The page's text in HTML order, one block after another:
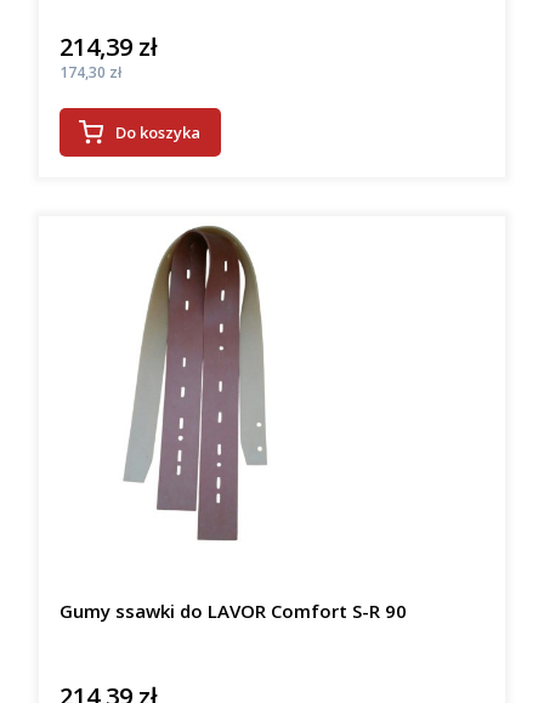
Cena
214,39 zł
Cena
174,30 zł
Do koszyka
Gumy ssawki do LAVOR Comfort S-R 90
Cena